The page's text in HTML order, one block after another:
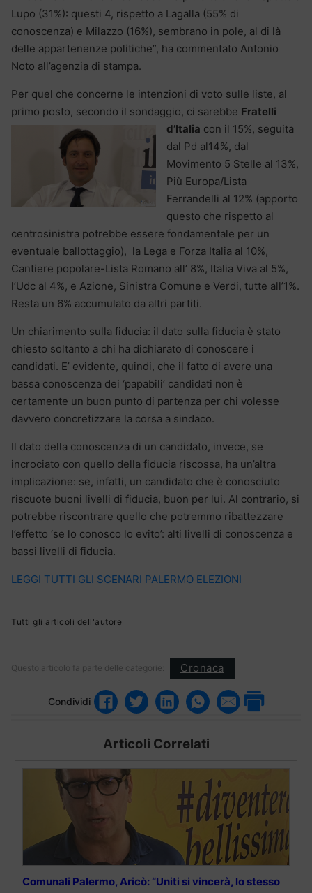
Lupo (31%): questi 4, rispetto a Lagalla (55% di
conoscenza) e Milazzo (16%), sembrano in pole, al di là
delle appartenenze politiche”, ha commentato Antonio
Noto all’agenzia di stampa.
Per quel che concerne le intenzioni di voto sulle liste, al
primo posto, secondo il sondaggio, ci sarebbe Fratelli
d’Italia con il 15%, seguita
dal Pd al14%, dal
Movimento 5 Stelle al 13%,
Più Europa/Lista
Ferrandelli al 12% (apporto
questo che rispetto al
centrosinistra potrebbe essere fondamentale per un
eventuale ballottaggio), la Lega e Forza Italia al 10%,
Cantiere popolare-Lista Romano all’ 8%, Italia Viva al 5%,
l’Udc al 4%, e Azione, Sinistra Comune e Verdi, tutte all’1%.
Resta un 6% accumulato da altri partiti.
Un chiarimento sulla fiducia: il dato sulla fiducia è stato
chiesto soltanto a chi ha dichiarato di conoscere i
candidati. E’ evidente, quindi, che il fatto di avere una
bassa conoscenza dei ‘papabili’ candidati non è
certamente un buon punto di partenza per chi volesse
davvero concretizzare la corsa a sindaco.
Il dato della conoscenza di un candidato, invece, se
incrociato con quello della fiducia riscossa, ha un’altra
implicazione: se, infatti, un candidato che è conosciuto
riscuote buoni livelli di fiducia, buon per lui. Al contrario, si
potrebbe riscontrare quello che potremmo ribattezzare
l’effetto ‘se lo conosco lo evito’: alti livelli di conoscenza e
bassi livelli di fiducia.
LEGGI TUTTI GLI SCENARI PALERMO ELEZIONI
Tutti gli articoli dell'autore
Questo articolo fa parte delle categorie: Cronaca
Condividi
Articoli Correlati
Comunali Palermo, Aricò: “Uniti si vincerà, lo stesso